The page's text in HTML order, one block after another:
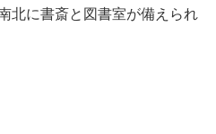
北に書斎と図書室が備えられ